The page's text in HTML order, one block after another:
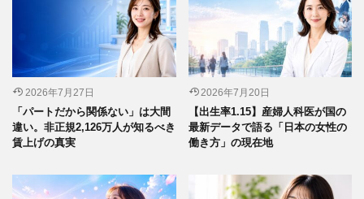
2026年7月27日
「パートだから関係ない」は大間
違い。非正規2,126万人が知るべき
賃上げの真実
2026年7月20日
【出生率1.15】産婦人科医が国の
最新データで語る「日本の女性の
働き方」の現在地